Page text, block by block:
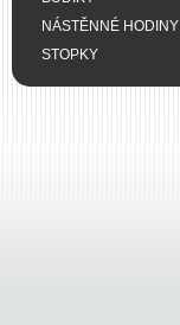
NÁSTĚNNÉ HODINY
STOPKY